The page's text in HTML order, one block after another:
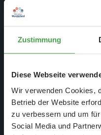
Zustimmung
Diese Webseite
Wir verwenden Cookies,
Betrieb der Website
zu verbessern und um
Social Media und
nach neun
Miniatur
aktuelle